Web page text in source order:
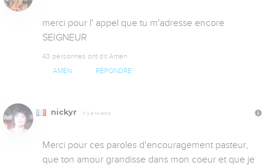
merci pour l' appel que tu m'adresse encore
SEIGNEUR
43 personnes ont dit Amen
AMEN RÉPONDRE
nickyr Il y a 14 ans
Merci pour ces paroles d'encouragement pasteur,
que ton amour grandisse dans mon coeur et que je